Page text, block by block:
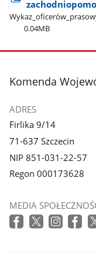
0.04MB
stopka
Komenda
ADRES
Firlika 9/14
71-637 Szczecin
NIP 851-031-22-57
Regon 000173628
MEDIA